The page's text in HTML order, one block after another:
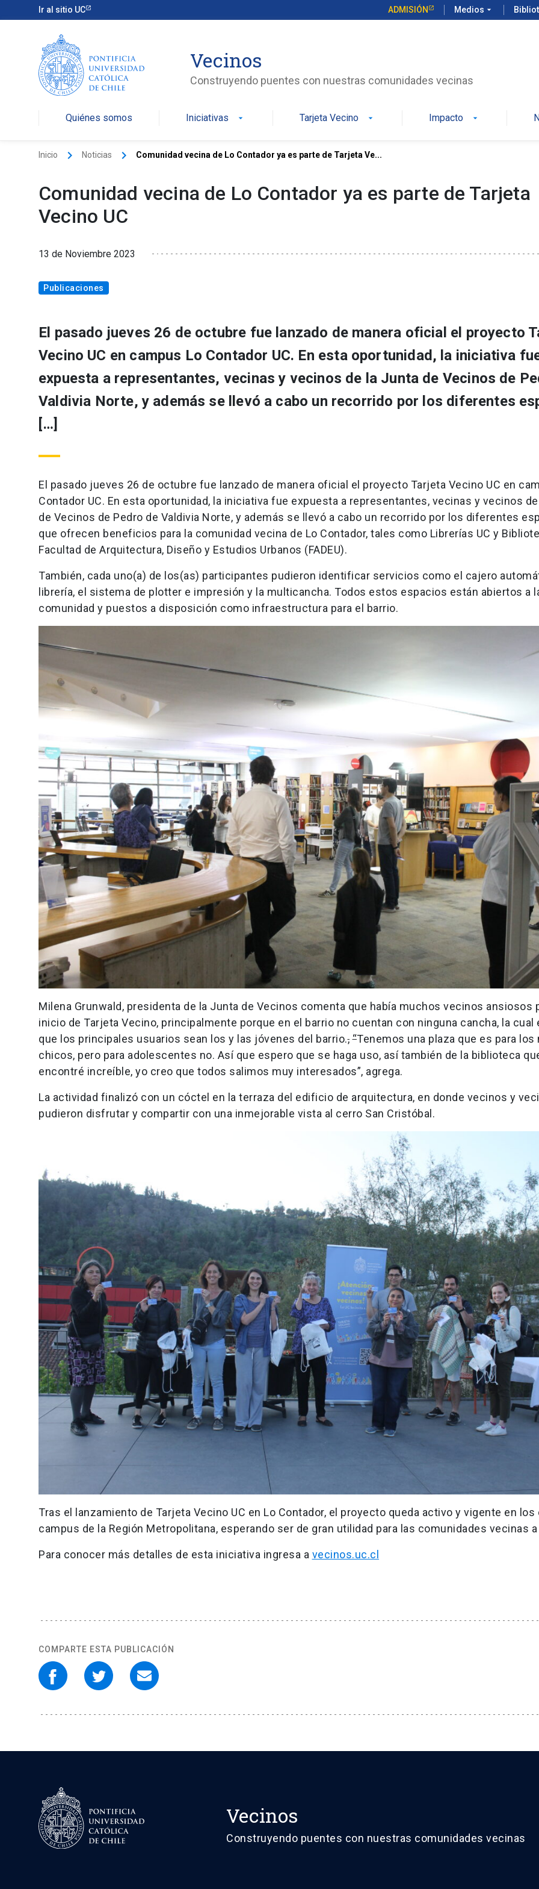
Ir al sitio UC ADMISIÓN Medios arrow_drop_down
Vecinos
Construyendo puentes con nuestras comunidades vecinas
Quiénes somos Iniciativas arrow_drop_down Tarjeta Vecino arrow_drop_down Impacto arrow_drop_down
Inicio keyboard_arrow_right Noticias keyboard_arrow_right Comunidad vecina de Lo Contador ya es parte de Tarjeta Ve...
Comunidad vecina de Lo Contador ya es parte de Tarjeta
Vecino UC
13 de Noviembre 2023
Publicaciones
El pasado jueves 26 de octubre fue lanzado de manera oficial el proyecto
Vecino UC en campus Lo Contador UC. En esta oportunidad, la iniciativa
expuesta a representantes, vecinas y vecinos de la Junta de Vecinos de
Valdivia Norte, y además se llevó a cabo un recorrido por los diferentes
[…]
El pasado jueves 26 de octubre fue lanzado de manera oficial el proyecto Tarjeta Vecino UC en
Contador UC. En esta oportunidad, la iniciativa fue expuesta a representantes, vecinas y vecinos
de Vecinos de Pedro de Valdivia Norte, y además se llevó a cabo un recorrido por los diferentes
que ofrecen beneficios para la comunidad vecina de Lo Contador, tales como Librerías UC y
Facultad de Arquitectura, Diseño y Estudios Urbanos (FADEU).
También, cada uno(a) de los(as) participantes pudieron identificar servicios como el cajero
librería, el sistema de plotter e impresión y la multicancha. Todos estos espacios están abiertos a
comunidad y puestos a disposición como infraestructura para el barrio.
Milena Grunwald, presidenta de la Junta de Vecinos comenta que había muchos vecinos ansiosos
inicio de Tarjeta Vecino, principalmente porque en el barrio no cuentan con ninguna cancha, la cual
que los principales usuarios sean los y las jóvenes del barrio., “Tenemos una plaza que es para los
chicos, pero para adolescentes no. Así que espero que se haga uso, así también de la biblioteca
encontré increíble, yo creo que todos salimos muy interesados”, agrega.
La actividad finalizó con un cóctel en la terraza del edificio de arquitectura, en donde vecinos y
pudieron disfrutar y compartir con una inmejorable vista al cerro San Cristóbal.
Tras el lanzamiento de Tarjeta Vecino UC en Lo Contador, el proyecto queda activo y vigente en los
campus de la Región Metropolitana, esperando ser de gran utilidad para las comunidades vecinas
Para conocer más detalles de esta iniciativa ingresa a vecinos.uc.cl
COMPARTE ESTA PUBLICACIÓN
Vecinos
Construyendo puentes con nuestras comunidades vecinas